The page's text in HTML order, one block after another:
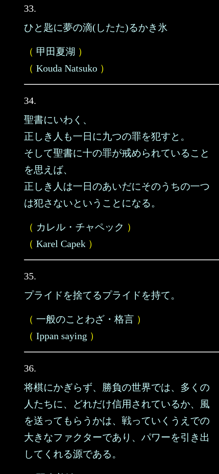
33.
ひと匙に夢の滴(したた)るかき氷
（ 甲田夏湖 ）
（ Kouda Natsuko ）
34.
聖書にいわく、
正しき人も一日に九つの罪を犯すと。
そして聖書に十の罪が戒められていること
を思えば、
正しき人は一日のあいだにそのうちの一つ
は犯さないということになる。
（ カレル・チャペック ）
（ Karel Capek ）
35.
プライドを捨てるプライドを持て。
（ 一般のことわざ・格言 ）
（ Ippan saying ）
36.
将棋にかぎらず、勝負の世界では、多くの
人たちに、どれだけ信用されているか、風
を送ってもらうかは、戦っていくうえでの
大きなファクターであり、パワーを引き出
してくれる源である。